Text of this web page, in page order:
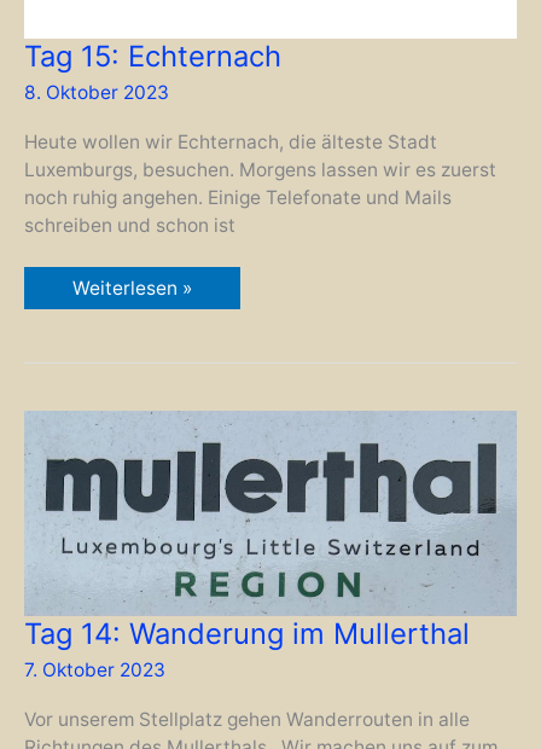
Tag 15: Echternach
8. Oktober 2023
Heute wollen wir Echternach, die älteste Stadt
Luxemburgs, besuchen. Morgens lassen wir es zuerst
noch ruhig angehen. Einige Telefonate und Mails
schreiben und schon ist
Tag
15:
Weiterlesen »
Tag 14: Wanderung im Mullerthal
7. Oktober 2023
Vor unserem Stellplatz gehen Wanderrouten in alle